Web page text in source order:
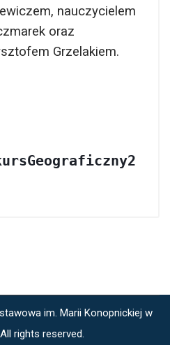
nauczycielem
oraz
Grzelakiem.
im. Marii Konopnickiej w
rights reserved.